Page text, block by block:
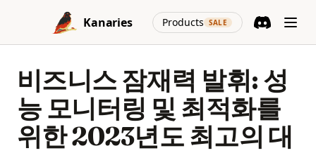
Skip to content
Kanaries
Products SALE
(opens in a
비즈니스 잠재력 발휘: 성
능 모니터링 및 최적화를
위한 2023년도 최고의 대